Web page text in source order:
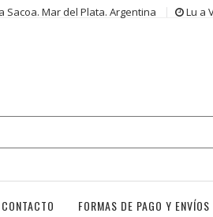
Sacoa. Mar del Plata. Argentina Lu a
CONTACTO FORMAS DE PAGO Y ENVÍOS